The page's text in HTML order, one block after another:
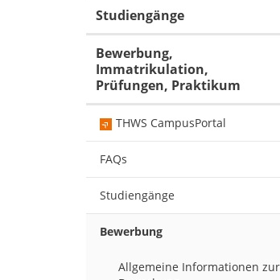
Studiengänge
Bewerbung,
Immatrikulation,
Prüfungen, Praktikum
THWS CampusPortal
FAQs
Studiengänge
Bewerbung
Allgemeine Informationen zur